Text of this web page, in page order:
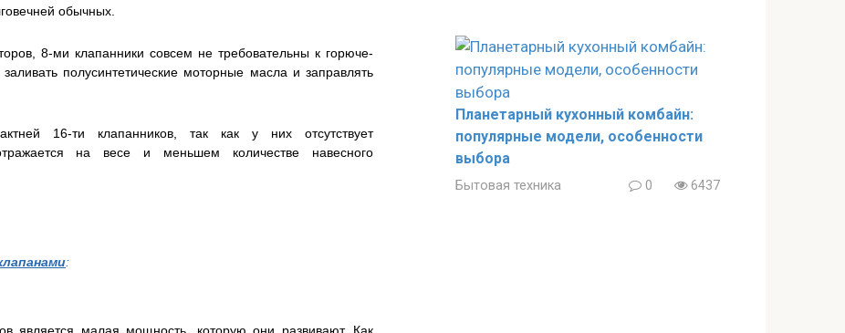
обычных.
8-ми клапанники совсем не требовательны к горюче-
полусинтетические моторные масла и заправлять
16-ти клапанников, так как у них отсутствует
на весе и меньшем количестве навесного
:
является малая мощность, которую они развивают. Как
Планетарный кухонный комбайн:
популярные модели, особенности
выбора
Бытовая техника 0 6437